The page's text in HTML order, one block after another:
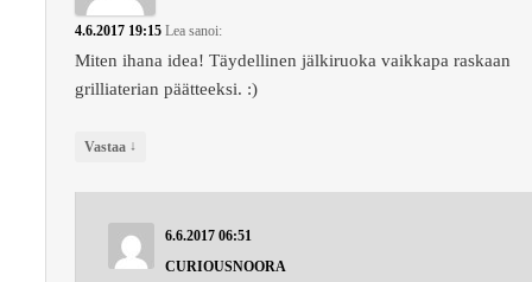
4.6.2017 19:15 Lea sanoi:
Miten ihana idea! Täydellinen jälkiruoka vaikkapa raskaan
grilliaterian päätteeksi. :)
Vastaa ↓
6.6.2017 06:51
CURIOUSNOORA